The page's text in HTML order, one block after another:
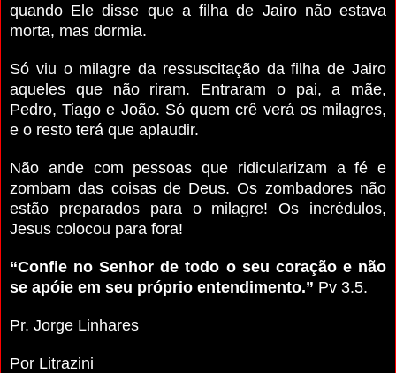
quando Ele disse que a filha de Jairo não estava
morta, mas dormia.
Só viu o milagre da ressuscitação da filha de Jairo
aqueles que não riram. Entraram o pai, a mãe,
Pedro, Tiago e João. Só quem crê verá os milagres,
e o resto terá que aplaudir.
Não ande com pessoas que ridicularizam a fé e
zombam das coisas de Deus. Os zombadores não
estão preparados para o milagre! Os incrédulos,
Jesus colocou para fora!
“Confie no Senhor de todo o seu coração e não
se apóie em seu próprio entendimento.” Pv 3.5.
Pr. Jorge Linhares
Por Litrazini